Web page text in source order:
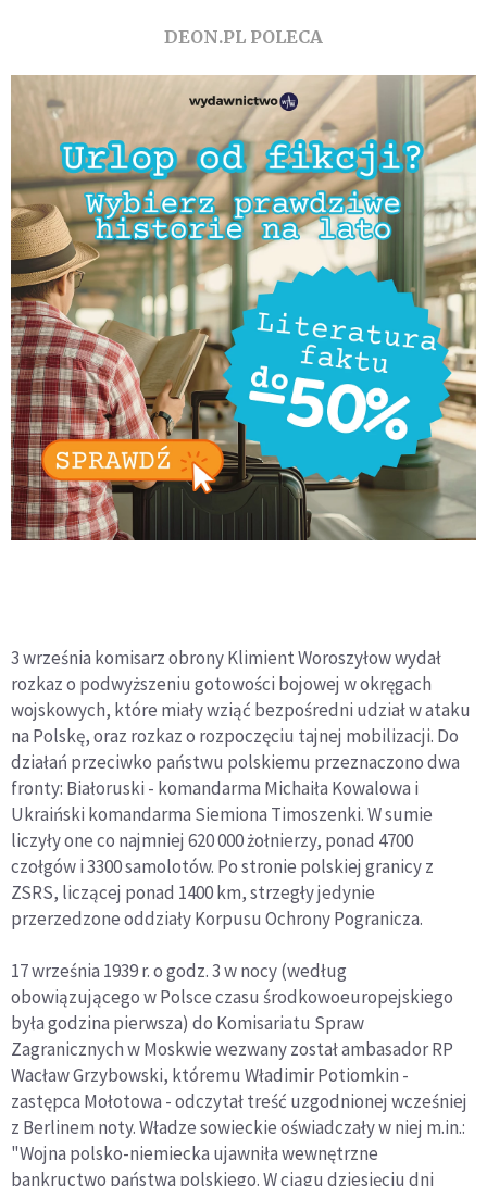
DEON.PL POLECA
3 września komisarz obrony Klimient Woroszyłow wydał
rozkaz o podwyższeniu gotowości bojowej w okręgach
wojskowych, które miały wziąć bezpośredni udział w ataku
na Polskę, oraz rozkaz o rozpoczęciu tajnej mobilizacji. Do
działań przeciwko państwu polskiemu przeznaczono dwa
fronty: Białoruski - komandarma Michaiła Kowalowa i
Ukraiński komandarma Siemiona Timoszenki. W sumie
liczyły one co najmniej 620 000 żołnierzy, ponad 4700
czołgów i 3300 samolotów. Po stronie polskiej granicy z
ZSRS, liczącej ponad 1400 km, strzegły jedynie
przerzedzone oddziały Korpusu Ochrony Pogranicza.
17 września 1939 r. o godz. 3 w nocy (według
obowiązującego w Polsce czasu środkowoeuropejskiego
była godzina pierwsza) do Komisariatu Spraw
Zagranicznych w Moskwie wezwany został ambasador RP
Wacław Grzybowski, któremu Władimir Potiomkin -
zastępca Mołotowa - odczytał treść uzgodnionej wcześniej
z Berlinem noty. Władze sowieckie oświadczały w niej m.in.:
"Wojna polsko-niemiecka ujawniła wewnętrzne
bankructwo państwa polskiego. W ciągu dziesięciu dni